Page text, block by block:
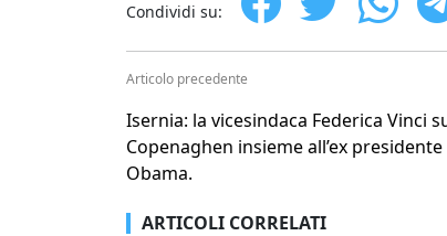
Condividi su:
Articolo precedente
Isernia: la vicesindaca Federica Vinci
Copenaghen insieme all’ex
Obama.
ARTICOLI CORRELATI